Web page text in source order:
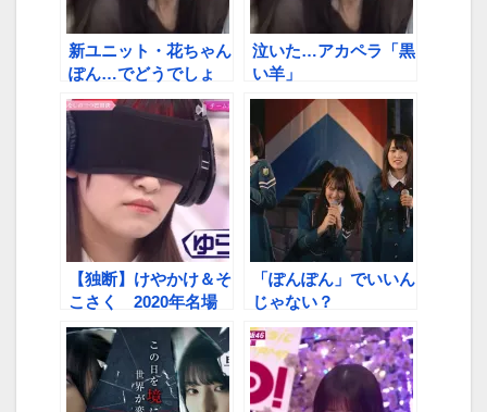
新ユニット・花ちゃん
ぽん…でどうでしょ
う？
泣いた…アカペラ「黒
い羊」
【独断】けやかけ＆そ
こさく 2020年名場
面ベスト10（後半）
「ぽんぽん」でいいん
じゃない？